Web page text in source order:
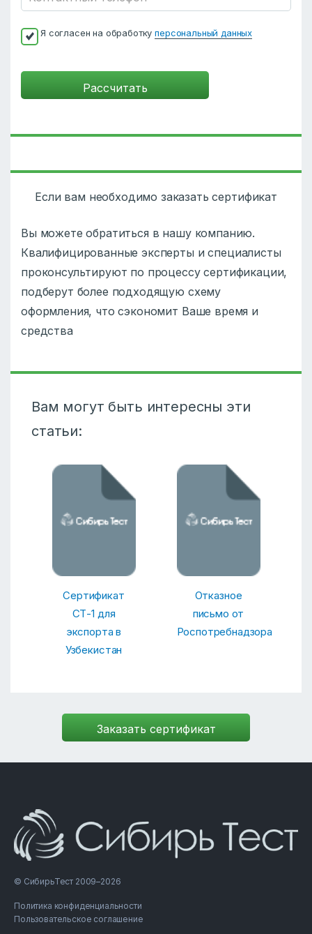
Я согласен на обработкуперсональный данных
Если вам необходимо заказать сертификат
Вы можете обратиться в нашу компанию.
Квалифицированные эксперты и специалисты
проконсультируют по процессу сертификации,
подберут более подходящую схему
оформления, что сэкономит Ваше время и
средства
Вам могут быть интересны эти
статьи:
Сертификат
СТ-1 для
экспорта в
Узбекистан
Отказное
письмо от
Роспотребнадзора
© СибирьТест 2009–2026
Политика конфиденциальности
Пользовательское соглашение